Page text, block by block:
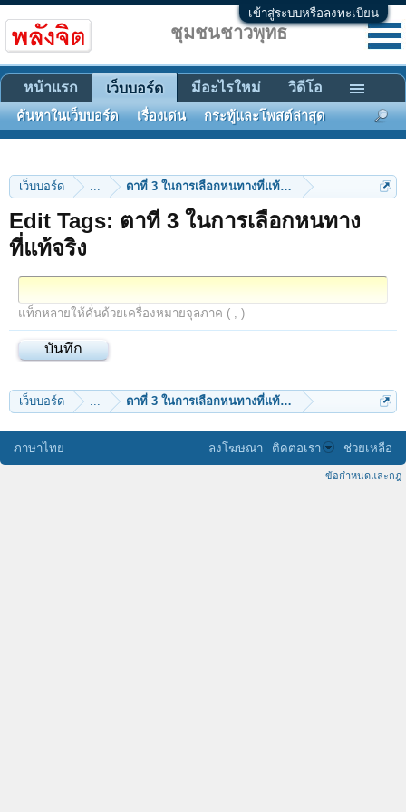
เข้าสู่ระบบหรือลงทะเบียน
เว็บบอร์ด ... ตาที่ 3 ในการเลือกหนทางที่แท้จริง
Edit Tags: ตาที่ 3 ในการเลือกหนทาง
ที่แท้จริง
แท็กหลายให้คั่นด้วยเครื่องหมายจุลภาค ( , )
เว็บบอร์ด ... ตาที่ 3 ในการเลือกหนทางที่แท้จริง
ชุมชนชาวพุทธ
หน้าแรก เว็บบอร์ด
ค้นหาในเว็บบอร์ด เรื่องเด่น กระทู้และโพสต์ล่าสุด
มีอะไรใหม่ วิดีโอ
ภาษาไทย ลงโฆษณา ติดต่อเรา ช่วยเหลือ
ข้อกำหนดและกฎ